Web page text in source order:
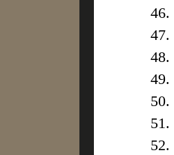
46.
47.
48.
49.
50.
51.
52.